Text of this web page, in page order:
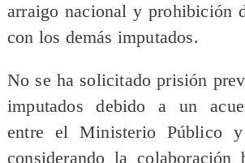
arraigo nacional y prohibición
con los demás imputados.
No se ha solicitado prisión
imputados debido a un
entre el Ministerio Público y
considerando la colaboración